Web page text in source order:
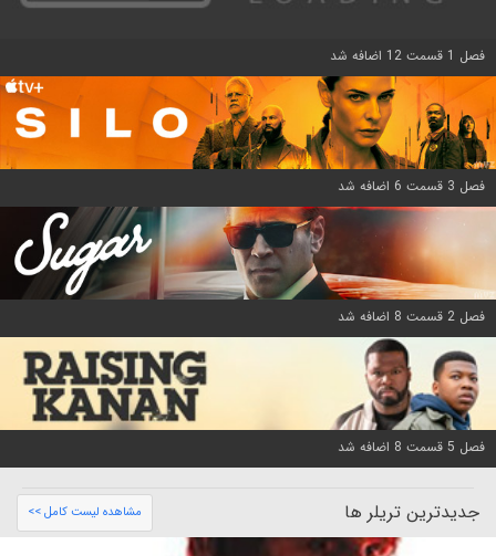
فصل 1 قسمت 12 اضافه شد
فصل 3 قسمت 6 اضافه شد
فصل 2 قسمت 8 اضافه شد
فصل 5 قسمت 8 اضافه شد
جدیدترین تریلر ها مشاهده لیست کامل >>